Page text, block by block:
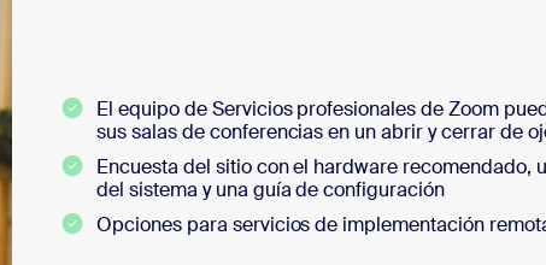
El equipo de Servicios profesionales de Zoom
sus salas de conferencias en un abrir y cerrar de
Encuesta del sitio con el hardware recomendado,
del sistema y una guía de configuración
Opciones para servicios de implementación